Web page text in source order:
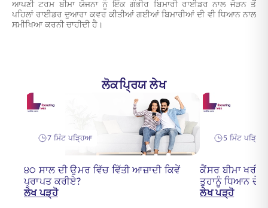
ਆਪਣੀ ਟਰਮ ਬੀਮਾ ਯੋਜਨਾ ਨੂੰ ਇੱਕ ਗੰਭੀਰ ਬਿਮਾਰੀ ਰਾਈਡਰ ਨਾਲ ਜੋੜਨ ਤੋਂ
ਪਹਿਲਾਂ ਰਾਈਡਰ ਦੁਆਰਾ ਕਵਰ ਕੀਤੀਆਂ ਗਈਆਂ ਬਿਮਾਰੀਆਂ ਦੀ ਵੀ ਧਿਆਨ ਨਾਲ
ਸਮੀਖਿਆ ਕਰਨੀ ਚਾਹੀਦੀ ਹੈ।
ਲੋਕਪ੍ਰਿਯ ਲੇਖ
7 ਮਿੰਟ ਪੜ੍ਹਿਆ
੪੦ ਸਾਲ ਦੀ ਉਮਰ ਵਿੱਚ ਵਿੱਤੀ ਆਜ਼ਾਦੀ ਕਿਵੇਂ
ਪ੍ਰਾਪਤ ਕਰੀਏ?
ਲੇਖ ਪੜ੍ਹੋ
5 ਮਿੰਟ ਪੜ੍ਹਿਆ
ਕੈਂਸਰ ਬੀਮਾ
ਤੁਹਾਨੂੰ ਧਿਆਨ ਦੇਣ
ਲੇਖ ਪੜ੍ਹੋ